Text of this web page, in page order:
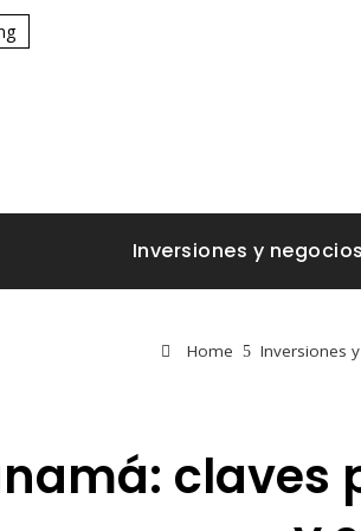
Inversiones y
Home Inversiones
claves